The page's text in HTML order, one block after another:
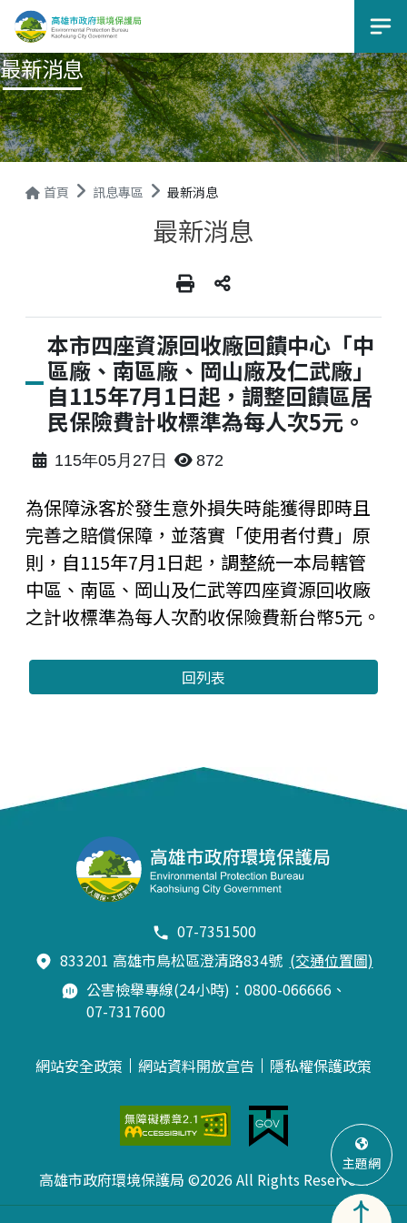
選
最新消息
首頁 訊息專區 最新消息
最新消息
本市四座資源回收廠回饋中心「中
區廠、南區廠、岡山廠及仁武廠」
自115年7月1日起，調整回饋區居
民保險費計收標準為每人次5元。
115年05月27日 872
為保障泳客於發生意外損失時能獲得即時且
完善之賠償保障，並落實「使用者付費」原
則，自115年7月1日起，調整統一本局轄管
中區、南區、岡山及仁武等四座資源回收廠
之計收標準為每人次酌收保險費新台幣5元。
回列表
07-7351500
833201 高雄市鳥松區澄清路834號 (交通位置圖)
公害檢舉專線(24小時)：0800-066666、
07-7317600
網站安全政策 網站資料開放宣告 隱私權保護政策
高雄市政府環境保護局 ©2026 All Rights Reserved.
主題網